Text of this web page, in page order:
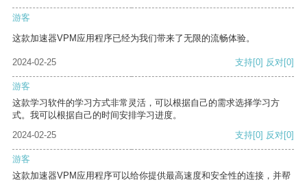
游客
这款加速器VPM应用程序已经为我们带来了无限的流畅体验。
2024-02-25 支持[0] 反对[0]
游客
这款学习软件的学习方式非常灵活，可以根据自己的需求选择学习方
式。我可以根据自己的时间安排学习进度。
2024-02-25
支持[0] 反对[0]
游客
这款加速器VPM应用程序可以给你提供最高速度和安全性的连接，并帮